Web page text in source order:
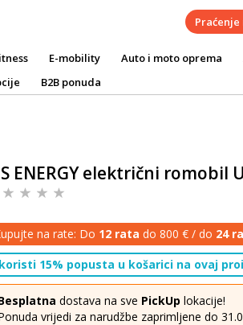
E-mobility Auto i moto oprema
B2B ponuda
ENERGY električni romobil
na rate: Do 12 rata do 800 € / do 24
15% popusta u košarici na ovaj
dostava na sve PickUp lokacije!
vrijedi za narudžbe zaprimljene do